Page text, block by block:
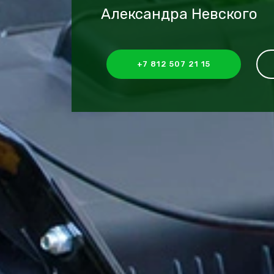
Александра Невского
+7 812 507 21 15